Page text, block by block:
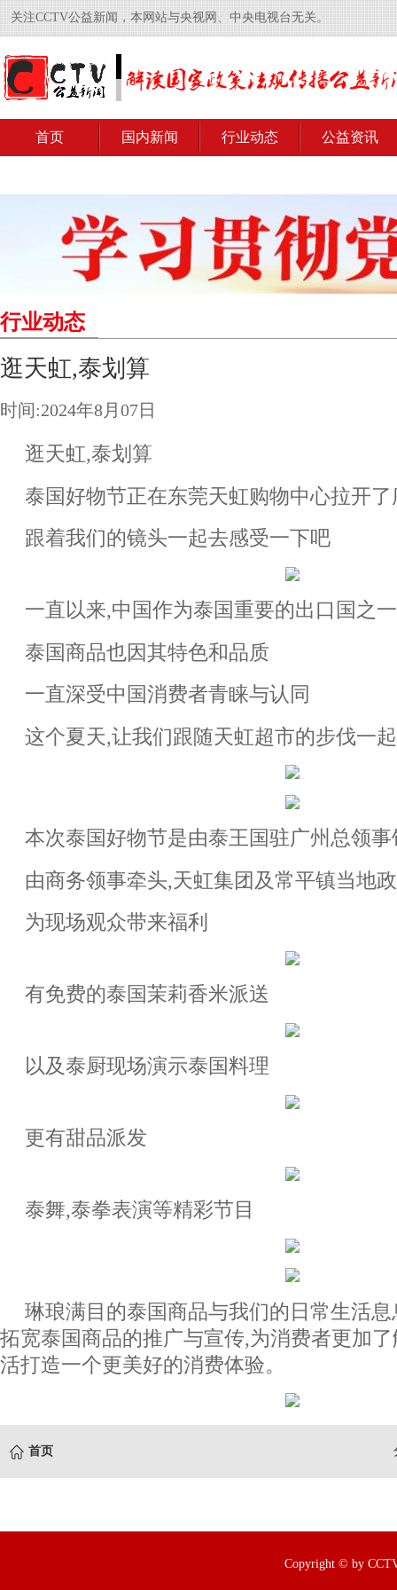
关注CCTV公益新闻，本网站与央视网、中央电视台无关。
首页 国内新闻 行业动态 公益资讯
行业动态
逛天虹,泰划算
时间:2024年8月07日
逛天虹,泰划算
泰国好物节正在东莞天虹购物中心拉开了
跟着我们的镜头一起去感受一下吧
一直以来,中国作为泰国重要的出口国之
泰国商品也因其特色和品质
一直深受中国消费者青睐与认同
这个夏天,让我们跟随天虹超市的步伐一
本次泰国好物节是由泰王国驻广州总领
由商务领事牵头,天虹集团及常平镇当地
为现场观众带来福利
有免费的泰国茉莉香米派送
以及泰厨现场演示泰国料理
更有甜品派发
泰舞,泰拳表演等精彩节目
琳琅满目的泰国商品与我们的日常生活
拓宽泰国商品的推广与宣传,为消费者更加
活打造一个更美好的消费体验。
首页
Copyright © by